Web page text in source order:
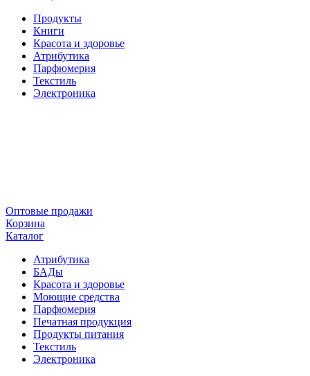
Продукты
Книги
Красота и здоровье
Атрибутика
Парфюмерия
Текстиль
Электроника
Оптовые продажи
Корзина
Каталог
Атрибутика
БАДы
Красота и здоровье
Моющие средства
Парфюмерия
Печатная продукция
Продукты питания
Текстиль
Электроника